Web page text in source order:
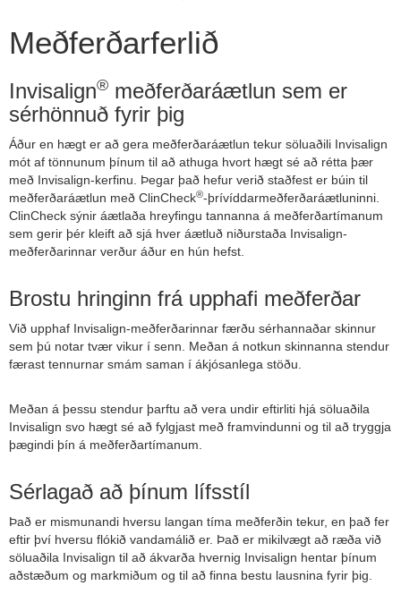
Meðferðarferlið
Invisalign® meðferðaráætlun sem er
sérhönnuð fyrir þig
Áður en hægt er að gera meðferðaráætlun tekur söluaðili Invisalign
mót af tönnunum þínum til að athuga hvort hægt sé að rétta þær
með Invisalign-kerfinu. Þegar það hefur verið staðfest er búin til
meðferðaráætlun með ClinCheck®-þrívíddarmeðferðaráætluninni.
ClinCheck sýnir áætlaða hreyfingu tannanna á meðferðartímanum
sem gerir þér kleift að sjá hver áætluð niðurstaða Invisalign-
meðferðarinnar verður áður en hún hefst.
Brostu hringinn frá upphafi meðferðar
Við upphaf Invisalign-meðferðarinnar færðu sérhannaðar skinnur
sem þú notar tvær vikur í senn. Meðan á notkun skinnanna stendur
færast tennurnar smám saman í ákjósanlega stöðu.
Meðan á þessu stendur þarftu að vera undir eftirliti hjá söluaðila
Invisalign svo hægt sé að fylgjast með framvindunni og til að tryggja
þægindi þín á meðferðartímanum.
Sérlagað að þínum lífsstíl
Það er mismunandi hversu langan tíma meðferðin tekur, en það fer
eftir því hversu flókið vandamálið er. Það er mikilvægt að ræða við
söluaðila Invisalign til að ákvarða hvernig Invisalign hentar þínum
aðstæðum og markmiðum og til að finna bestu lausnina fyrir þig.